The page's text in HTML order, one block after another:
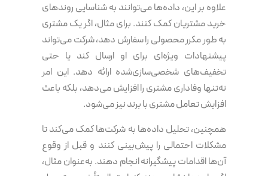
علاوه بر این، داده‌ها می‌توانند به شناسایی روندهای
خرید مشتریان کمک کنند. برای مثال، اگر یک مشتری
به طور مکرر محصولی را سفارش دهد، شرکت می‌تواند
پیشنهادات ویژه‌ای برای او ارسال کند یا حتی
تخفیف‌های شخصی‌سازی‌شده ارائه دهد. این امر
نه‌تنها وفاداری مشتری را افزایش می‌دهد، بلکه باعث
افزایش تعامل مشتری با برند نیز می‌شود.
همچنین، تحلیل داده‌ها به شرکت‌ها کمک می‌کند تا
مشکلات احتمالی را پیش‌بینی کنند و قبل از وقوع
آن‌ها اقدامات پیشگیرانه انجام دهند. به‌عنوان مثال،